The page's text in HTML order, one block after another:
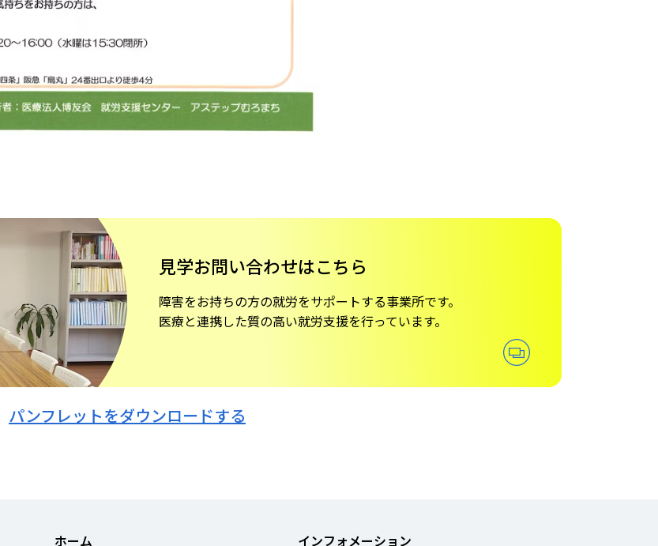
見学お問い合わせはこちら
障害をお持ちの方の就労をサポートする事業所です。
医療と連携した質の高い就労支援を行っています。
パンフレットをダウンロードする
ホーム インフォメーション